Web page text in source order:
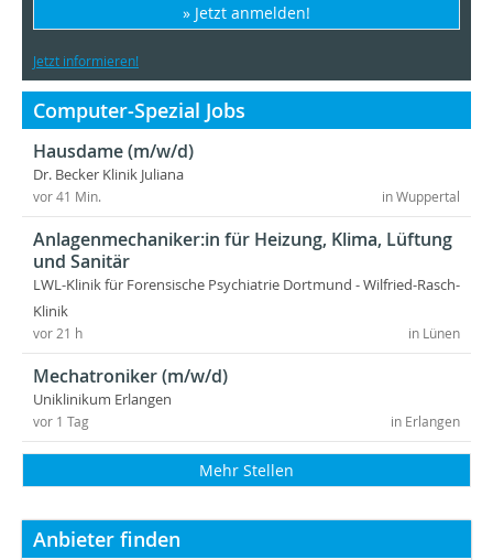
» Jetzt anmelden!
Jetzt informieren!
Computer-Spezial Jobs
Hausdame (m/w/d)
Dr. Becker Klinik Juliana
in Wuppertal
vor 41 Min.
Anlagenmechaniker:in für Heizung, Klima, Lüftung
und Sanitär
LWL-Klinik für Forensische Psychiatrie Dortmund - Wilfried-Rasch-
Klinik
in Lünen
vor 21 h
Mechatroniker (m/w/d)
Uniklinikum Erlangen
in Erlangen
vor 1 Tag
Mehr Stellen
Anbieter finden